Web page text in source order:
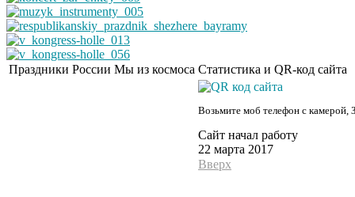
Праздники России Мы из космоса Статистика и QR-код сайта
Возьмите моб телефон с камерой,
Сайт начал работу
22 марта 2017
Вверх